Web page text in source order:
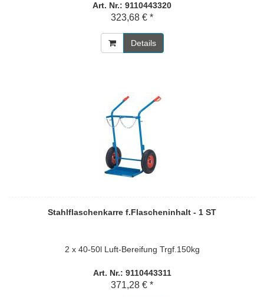
Art. Nr.: 9110443320
323,68 € *
Details
Stahlflaschenkarre f.Flascheninhalt - 1 ST
2 x 40-50l Luft-Bereifung Trgf.150kg
Art. Nr.: 9110443311
371,28 € *